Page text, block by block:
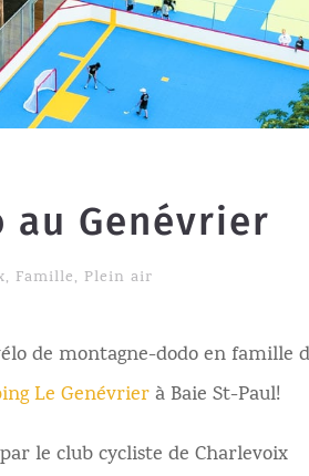
au Genévrier
, Famille, Plein air
de montagne-dodo en famille
Le Genévrierà Baie St-Paul!
le club cycliste de Charlevoix